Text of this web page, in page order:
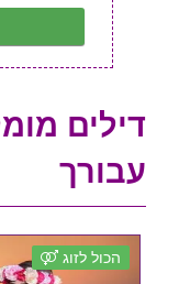
דילים
עבורך
הכול לזוג